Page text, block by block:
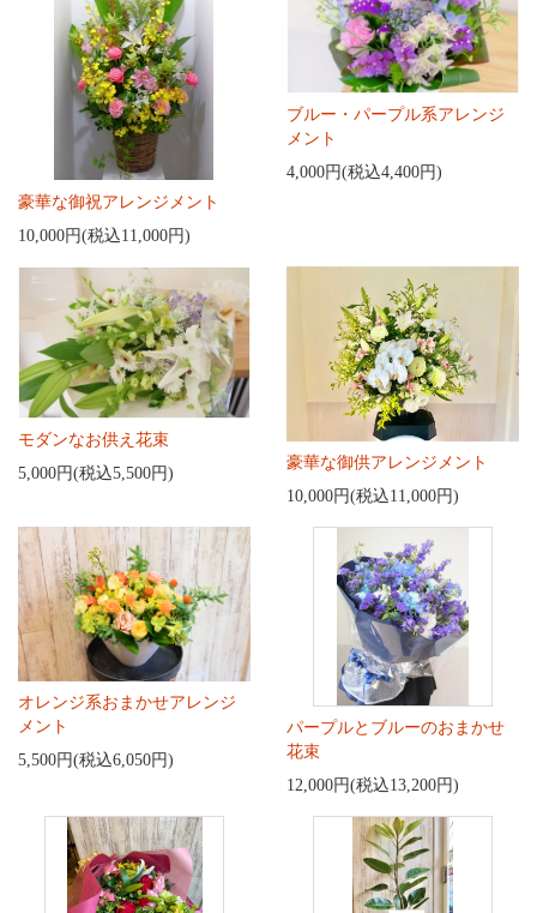
豪華な御祝アレンジメント
10,000円(税込11,000円)
ブルー・パープル系アレンジ
メント
4,000円(税込4,400円)
モダンなお供え花束
5,000円(税込5,500円)
豪華な御供アレンジメント
10,000円(税込11,000円)
オレンジ系おまかせアレンジ
メント
5,500円(税込6,050円)
パープルとブルーのおまかせ
花束
12,000円(税込13,200円)